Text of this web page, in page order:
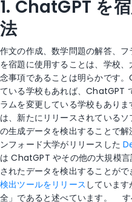
1. ChatGPT を
法
作文の作成、数学問題の解答、
を宿題に使用することは、学校
念事項であることは明らかです
ている学校もあれば、ChatGPT
ラムを変更している学校もありま
は、新たにリリースされている
の生成データを検出することで
ンフォード大学がリリースした
は ChatGPT やその他の大規模
されたデータを検出することがで
検出ツールをリリース していま
全」であると述べています。